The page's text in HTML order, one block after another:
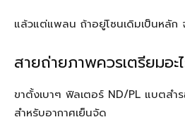
แล้วแต่แพลน ถ้าอยู่โซนเดิมเป็นหลัก
สายถ่ายภาพควรเตรียมอะ
ขาตั้งเบาๆ ฟิลเตอร์ ND/PL แบตสำ
สำหรับอากาศเย็นจัด